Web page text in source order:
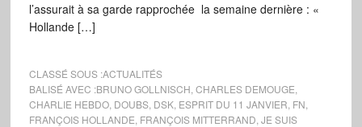
l’assurait à sa garde rapprochée la semaine dernière : «
Hollande […]
CLASSÉ SOUS :ACTUALITÉS
BALISÉ AVEC :BRUNO GOLLNISCH CHARLES DEMOUGE
CHARLIE HEBDO, DOUBS, DSK, ESPRIT DU 11 JANVIER FN
FRANÇOIS HOLLANDE FRANÇOIS MITTERRAND JE SUIS